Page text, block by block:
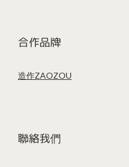
合作品牌
造作ZAOZOU
聯絡我們